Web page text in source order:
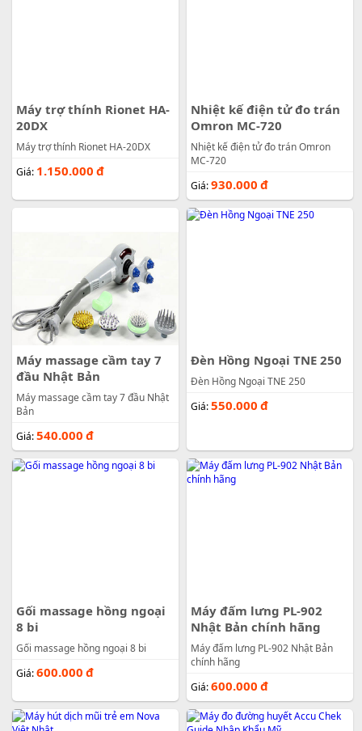
Máy trợ thính Rionet HA-
20DX
Máy trợ thính Rionet HA-20DX
Giá: 1.150.000 đ
Nhiệt kế điện tử đo trán
Omron MC-720
Nhiệt kế điện tử đo trán Omron
MC-720
Giá:930.000 đ
Máy massage cầm tay 7
đầu Nhật Bản
Máy massage cầm tay 7 đầu Nhật
Bản
Giá:540.000 đ
Đèn Hồng Ngoại TNE 250
Đèn Hồng Ngoại TNE 250
Giá:550.000 đ
Gối massage hồng ngoại
8 bi
Gối massage hồng ngoại 8 bi
Giá:600.000 đ
Máy đấm lưng PL-902
Nhật Bản chính hãng
Máy đấm lưng PL-902 Nhật Bản
chính hãng
Giá:600.000 đ